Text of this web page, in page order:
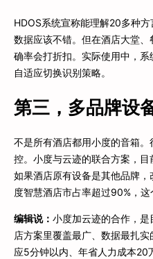
HDOS系统宣称能理解20多种
数据应该不错。但在酒店大堂
确率会打折扣。实际使用中，
自适应切换识别策略。
第三，多品牌设
不是所有酒店都用小度的音箱
控。小度与云迹的联合方案，目
如果酒店原有设备是其他品牌
度智慧酒店市占率超过90%，这
编辑说： 小度加云迹的合作，是
店方案里覆盖最广、数据最扎
应5分钟以内、年省人力成本